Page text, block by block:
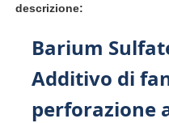
descrizione:
Barium
Additivo di
perforazione